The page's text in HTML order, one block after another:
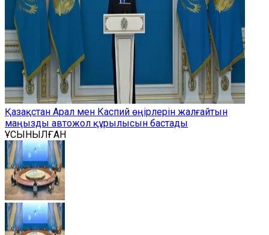
Қазақстан Арал мен Каспий өңірлерін жалғайтын
маңызды автожол құрылысын бастады
ҰСЫНЫЛҒАН